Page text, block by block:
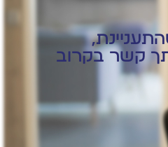
קשר בקרוב